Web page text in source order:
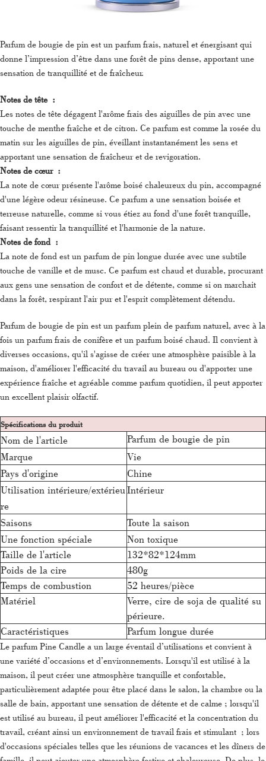
Parfum de bougie de pin est un parfum frais, naturel et énergisant qui
donne l’impression d’être dans une forêt de pins dense, apportant une
sensation de tranquillité et de fraîcheur.
Notes de tête :
Les notes de tête dégagent l'arôme frais des aiguilles de pin avec une
touche de menthe fraîche et de citron. Ce parfum est comme la rosée du
matin sur les aiguilles de pin, éveillant instantanément les sens et
apportant une sensation de fraîcheur et de revigoration.
Notes de cœur :
La note de cœur présente l'arôme boisé chaleureux du pin, accompagné
d'une légère odeur résineuse. Ce parfum a une sensation boisée et
terreuse naturelle, comme si vous étiez au fond d'une forêt tranquille,
faisant ressentir la tranquillité et l'harmonie de la nature.
Notes de fond :
La note de fond est un parfum de pin longue durée avec une subtile
touche de vanille et de musc. Ce parfum est chaud et durable, procurant
aux gens une sensation de confort et de détente, comme si on marchait
dans la forêt, respirant l'air pur et l'esprit complètement détendu.
Parfum de bougie de pin est un parfum plein de parfum naturel, avec à la
fois un parfum frais de conifère et un parfum boisé chaud. Il convient à
diverses occasions, qu'il s'agisse de créer une atmosphère paisible à la
maison, d'améliorer l'efficacité du travail au bureau ou d'apporter une
expérience fraîche et agréable comme parfum quotidien, il peut apporter
un excellent plaisir olfactif.
Spécifications du produit
Nom de l'article
Parfum de bougie de pin
Marque
Vie
Pays d'origine
Chine
Utilisation intérieure/extérieu
re
Intérieur
Saisons
Toute la saison
Une fonction spéciale
Non toxique
Taille de l'article
132*82*124mm
Poids de la cire
480g
Temps de combustion
52 heures/pièce
Matériel
Verre, cire de soja de qualité su
périeure.
Caractéristiques
Parfum longue durée
Le parfum Pine Candle a un large éventail d’utilisations et convient à
une variété d’occasions et d’environnements. Lorsqu'il est utilisé à la
maison, il peut créer une atmosphère tranquille et confortable,
particulièrement adaptée pour être placé dans le salon, la chambre ou la
salle de bain, apportant une sensation de détente et de calme ; lorsqu'il
est utilisé au bureau, il peut améliorer l'efficacité et la concentration du
travail, créant ainsi un environnement de travail frais et stimulant ; lors
d'occasions spéciales telles que les réunions de vacances et les dîners de